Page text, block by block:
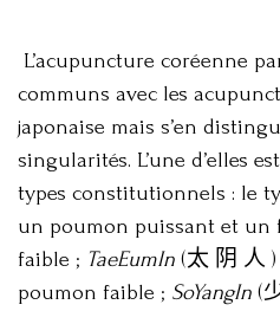
L’acupuncture coréenne
communs avec les
japonaise mais s’en
singularités. L’une d’elles
types constitutionnels : le
un poumon puissant et un
faible ; TaeEumIn (太 阴 人
poumon faible ; SoYangIn (